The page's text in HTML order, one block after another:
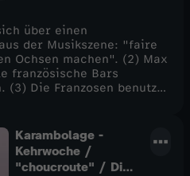
über einen
der Musikszene: "faire
Ochsen machen". (2) Max
französische Bars
Die Franzosen benutzen
das Rätsel.
Karambolage -
Kehrwoche /
"choucroute" / Die